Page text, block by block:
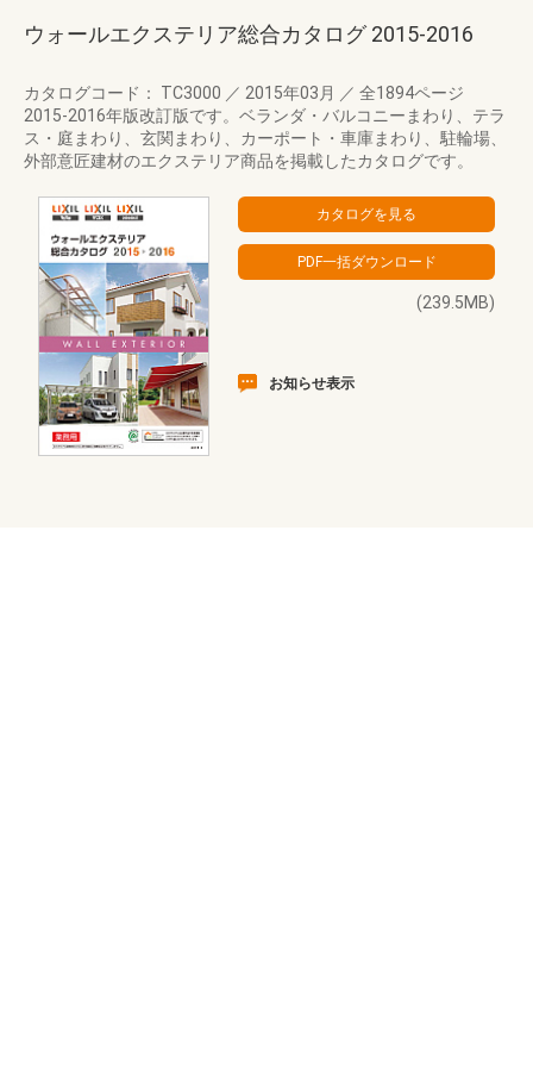
ウォールエクステリア総合カタログ 2015‐2016
カタログコード： TC3000 ／ 2015年03月 ／ 全1894ページ
2015-2016年版改訂版です。ベランダ・バルコニーまわり、テラ
ス・庭まわり、玄関まわり、カーポート・車庫まわり、駐輪場、
外部意匠建材のエクステリア商品を掲載したカタログです。
(239.5MB)
お知らせ表示